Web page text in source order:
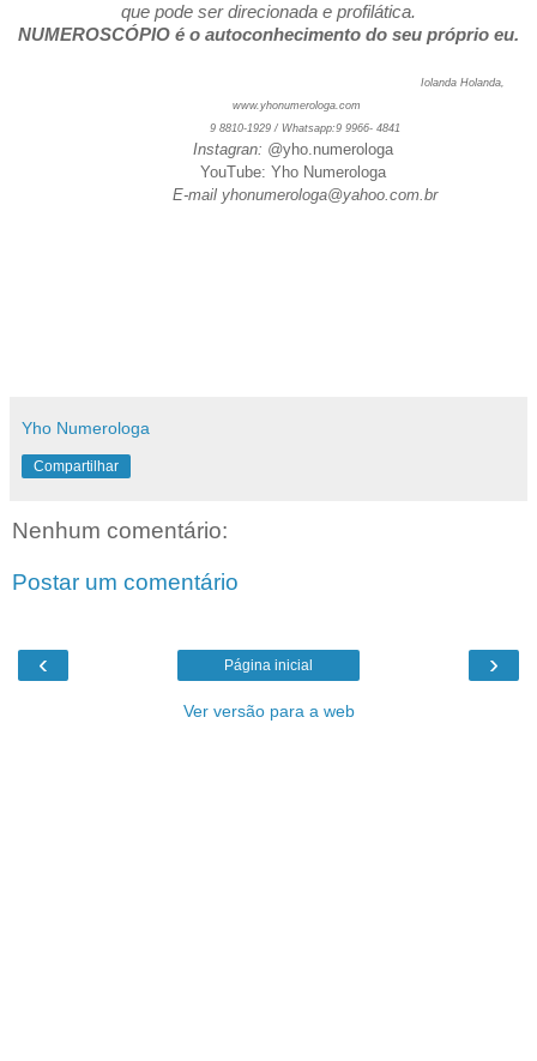
que pode ser direcionada e profilática.
NUMEROSCÓPIO é o autoconhecimento do seu próprio eu.
Iolanda Holanda,
www.yhonumerologa.com
9 8810-1929 / Whatsapp:9 9966- 4841
Instagran: @yho.numerologa
YouTube: Yho Numerologa
E-mail yhonumerologa@yahoo.com.br
Yho Numerologa
Compartilhar
Nenhum comentário:
Postar um comentário
‹ ›
Página inicial
Ver versão para a web